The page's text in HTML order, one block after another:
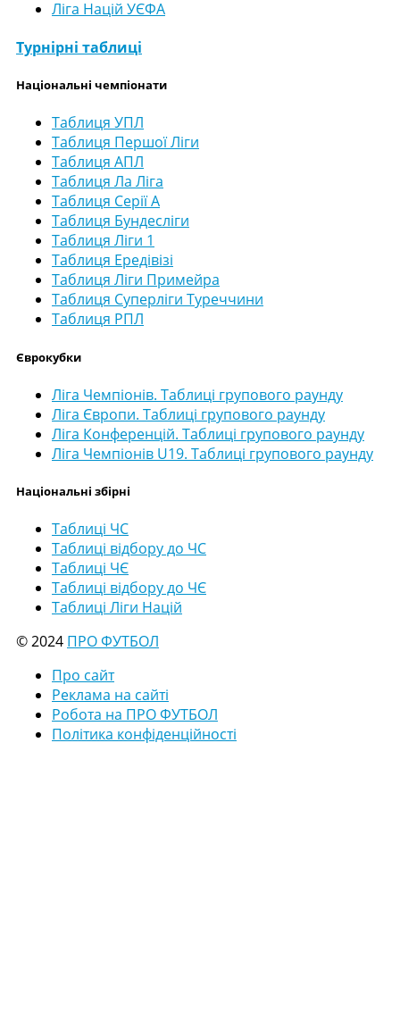
Ліга Націй УЄФА
Турнірні таблиці
Національні чемпіонати
Таблиця УПЛ
Таблиця Першої Ліги
Таблиця АПЛ
Таблиця Ла Ліга
Таблиця Серії А
Таблиця Бундесліги
Таблиця Ліги 1
Таблиця Ередівізі
Таблиця Ліги Примейра
Таблиця Суперліги Туреччини
Таблиця РПЛ
Єврокубки
Ліга Чемпіонів. Таблиці групового раунду
Ліга Європи. Таблиці групового раунду
Ліга Конференцій. Таблиці групового раунду
Ліга Чемпіонів U19. Таблиці групового раунду
Національні збірні
Таблиці ЧС
Таблиці відбору до ЧС
Таблиці ЧЄ
Таблиці відбору до ЧЄ
Таблиці Ліги Націй
© 2024 ПРО ФУТБОЛ
Про сайт
Реклама на сайті
Робота на ПРО ФУТБОЛ
Політика конфіденційності